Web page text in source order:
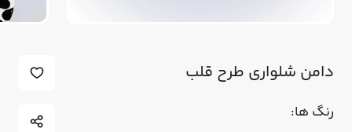
دامن شلواری طرح قلب
رنگ ها: